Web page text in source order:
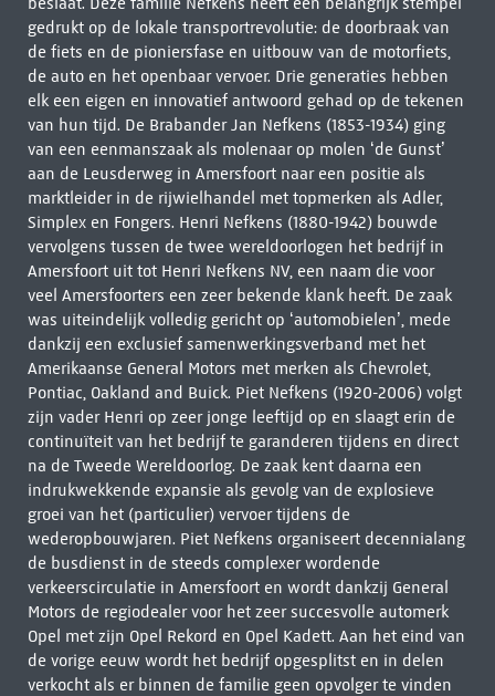
gedrukt op de lokale transportrevolutie: de doorbraak van
de fiets en de pioniersfase en uitbouw van de motorfiets,
de auto en het openbaar vervoer. Drie generaties hebben
elk een eigen en innovatief antwoord gehad op de tekenen
van hun tijd. De Brabander Jan Nefkens (1853-1934) ging
van een eenmanszaak als molenaar op molen ‘de Gunst’
aan de Leusderweg in Amersfoort naar een positie als
marktleider in de rijwielhandel met topmerken als Adler,
Simplex en Fongers. Henri Nefkens (1880-1942) bouwde
vervolgens tussen de twee wereldoorlogen het bedrijf in
Amersfoort uit tot Henri Nefkens NV, een naam die voor
veel Amersfoorters een zeer bekende klank heeft. De zaak
was uiteindelijk volledig gericht op ‘automobielen’, mede
dankzij een exclusief samenwerkingsverband met het
Amerikaanse General Motors met merken als Chevrolet,
Pontiac, Oakland and Buick. Piet Nefkens (1920-2006) volgt
zijn vader Henri op zeer jonge leeftijd op en slaagt erin de
continuïteit van het bedrijf te garanderen tijdens en direct
na de Tweede Wereldoorlog. De zaak kent daarna een
indrukwekkende expansie als gevolg van de explosieve
groei van het (particulier) vervoer tijdens de
wederopbouwjaren. Piet Nefkens organiseert decennialang
de busdienst in de steeds complexer wordende
verkeerscirculatie in Amersfoort en wordt dankzij General
Motors de regiodealer voor het zeer succesvolle automerk
Opel met zijn Opel Rekord en Opel Kadett. Aan het eind van
de vorige eeuw wordt het bedrijf opgesplitst en in delen
verkocht als er binnen de familie geen opvolger te vinden